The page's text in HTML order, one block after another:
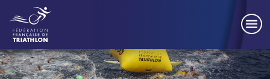
Panneau de gestion des cookies